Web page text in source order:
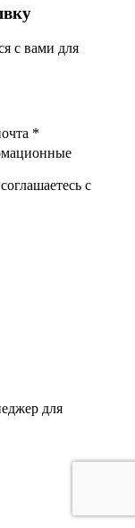
с вами для
*
с
для